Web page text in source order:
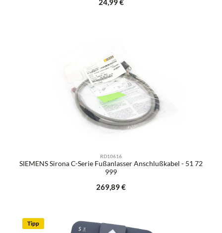
24,99 €
RD10616
SIEMENS Sirona C-Serie Fußanlasser Anschlußkabel - 51 72
999
Regulärer Preis:
269,89 €
Tipp